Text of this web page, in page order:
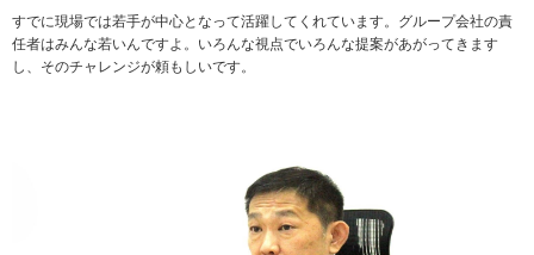
すでに現場では若手が中心となって活躍してくれています。グループ会社の責
任者はみんな若いんですよ。いろんな視点でいろんな提案があがってきます
し、そのチャレンジが頼もしいです。